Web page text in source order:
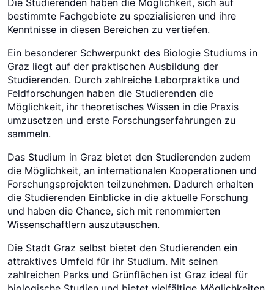
Die Studierenden haben die Möglichkeit, sich auf
bestimmte Fachgebiete zu spezialisieren und ihre
Kenntnisse in diesen Bereichen zu vertiefen.
Ein besonderer Schwerpunkt des Biologie Studiums in
Graz liegt auf der praktischen Ausbildung der
Studierenden. Durch zahlreiche Laborpraktika und
Feldforschungen haben die Studierenden die
Möglichkeit, ihr theoretisches Wissen in die Praxis
umzusetzen und erste Forschungserfahrungen zu
sammeln.
Das Studium in Graz bietet den Studierenden zudem
die Möglichkeit, an internationalen Kooperationen und
Forschungsprojekten teilzunehmen. Dadurch erhalten
die Studierenden Einblicke in die aktuelle Forschung
und haben die Chance, sich mit renommierten
Wissenschaftlern auszutauschen.
Die Stadt Graz selbst bietet den Studierenden ein
attraktives Umfeld für ihr Studium. Mit seinen
zahlreichen Parks und Grünflächen ist Graz ideal für